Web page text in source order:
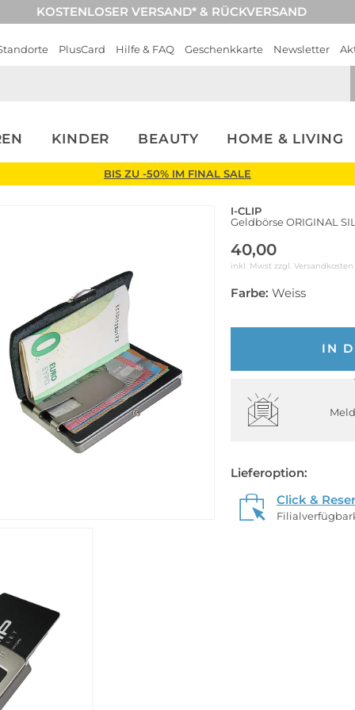
KOSTENLOSER VERSAND* & RÜCKVERSAND
PlusCard Hilfe & FAQ Geschenkkarte Newsletter
KINDER BEAUTY HOME & LIVING
BIS ZU -50% IM FINAL SALE
I-CLIP
Geldbörse ORIGINAL
40,00
inkl. Mwst zzgl. Versandkosten
Farbe: Weiss
IN
Lieferoption:
Click &